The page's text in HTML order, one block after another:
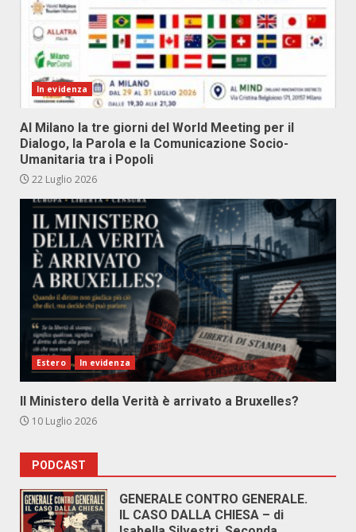
In evidenza
Al Milano la tre giorni del World Meeting per il
Dialogo, la Parola e la Comunicazione Socio-
Umanitaria tra i Popoli
22 Luglio 2026
Estero In evidenza
Il Ministero della Verità è arrivato a Bruxelles?
10 Luglio 2026
PODCAST
GENERALE CONTRO GENERALE.
IL CASO DALLA CHIESA – di